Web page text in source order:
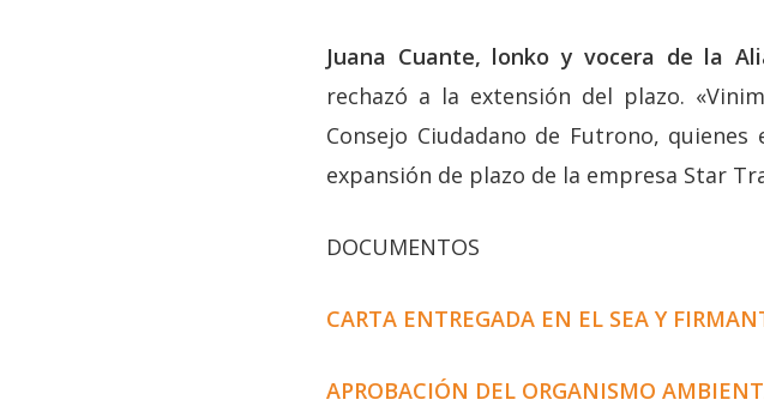
Juana Cuante, lonko y vocera de la
rechazó a la extensión del plazo.
Consejo Ciudadano de Futrono,
expansión de plazo de la empresa Star
DOCUMENTOS
CARTA ENTREGADA EN EL SEA Y
APROBACIÓN DEL ORGANISMO